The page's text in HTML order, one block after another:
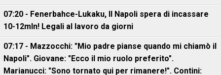
07:20 - Fenerbahce-Lukaku, ll Napoli spera di incassare
10-12mln! Legali al lavoro da giorni
07:17 - Mazzocchi: "Mio padre pianse quando mi chiamò il
Napoli". Giovane: "Ecco il mio ruolo preferito".
Marianucci: "Sono tornato qui per rimanere!". Contini: